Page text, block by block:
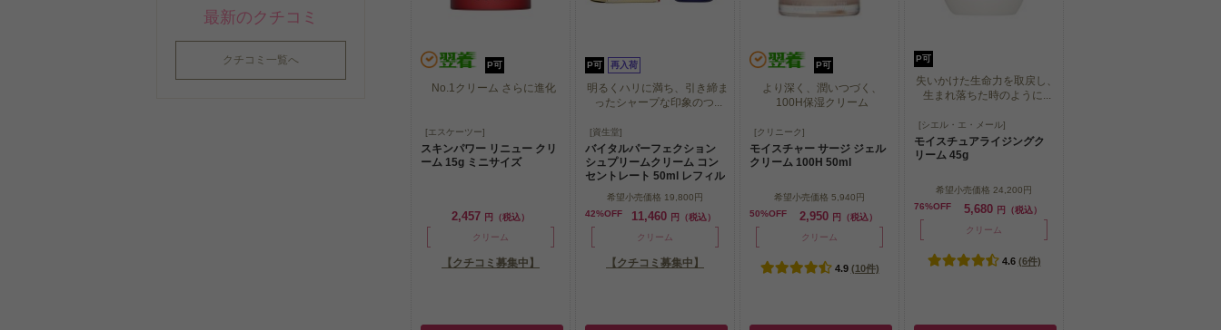
シャネル (2)
スキンシューティカルズ
最新のクチコミ
クチコミ一覧へ P可
No.1クリーム さらに進化
No.1クリーム さらに進化
[エスケーツー]
スキンパワー リニュー クリ
ーム 15g ミニサイズ
2,457 円（税込）
クリーム
【クチコミ募集中】
P可 再入荷
明るくハリに満ち、引き締ま
ったシャープな印象のつ...
明るくハリに満ち、引き締ま
ったシャープな印象のつ...
[資生堂]
バイタルパーフェクション
シュプリームクリーム コン
セントレート 50ml レフィル
希望小売価格 19,800円
42%OFF
11,460 円（税込）
クリーム
【クチコミ募集中】
P可
より深く、潤いつづく、
100H保湿クリーム
より深く、潤いつづく、
100H保湿クリーム
[クリニーク]
モイスチャー サージ ジェル
クリーム 100H 50ml
希望小売価格 5,940円
50%OFF
2,950 円（税込）
クリーム
4.9 (10件)
P可
失いかけた生命力を取戻し、
生まれ落ちた時のように...
失いかけた生命力を取戻し、
生まれ落ちた時のように...
[シエル・エ・メール]
モイスチュアライジングク
リーム 45g
希望小売価格 24,200円
76%OFF
5,680 円（税込）
クリーム
4.6 (6件)